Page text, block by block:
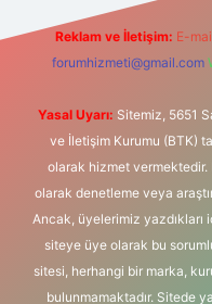
Reklam ve İletişim: E-
forumhizmeti@gmail.com
Yasal Uyarı: Sitemiz, 5651
ve İletişim Kurumu (BTK)
olarak hizmet
olarak denetleme veya
Ancak, üyelerimiz yazdıkları
siteye üye olarak bu
sitesi, herhangi bir marka,
bulunmamaktadır. Sitede